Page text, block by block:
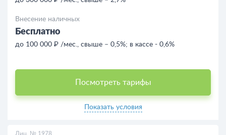
Внесение наличных
Бесплатно
до 100 000 ₽ /мес., свыше – 0,5%; в кассе - 0,6%
Посмотреть тарифы
Показать условия
Лиц. № 1978